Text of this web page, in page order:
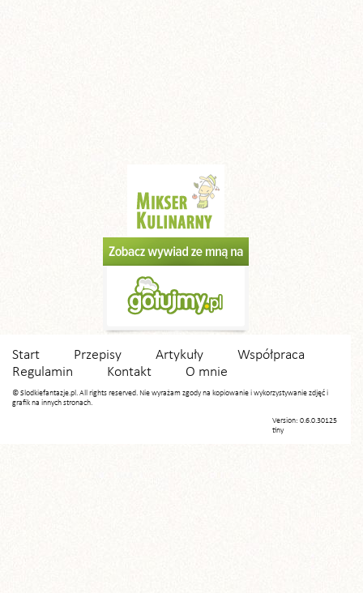
Start Przepisy Artykuły
Współpraca
Regulamin
Kontakt O mnie
© Slodkiefantazje.pl. All rights reserved. Nie wyrażam zgody na kopiowanie i wykorzystywanie zdjęć i
grafik na innych stronach.
Version: 0.6.0.30125
tiny